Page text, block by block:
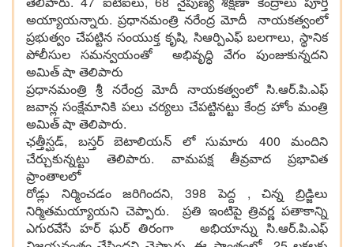
అయ్యాయన్నారు. ప్రధానమంత్రి నరేంద్ర మోదీ నాయకత్వంలో
ప్రభుత్వం చేపట్టిన సంయుక్త కృషి, సిఆర్పిఎఫ్ బలగాలు, స్థానిక
పోలీసుల సమన్వయంతో అభివృద్ధి వేగం పుంజుకున్నదని
అమిత్ షా తెలిపారు
ప్రధానమంత్రి శ్రీ నరేంద్ర మోదీ నాయకత్వంలో సి.ఆర్.పి.ఎఫ్
జవాన్ల సంక్షేమానికి పలు చర్యలు చేపట్టినట్టు కేంద్ర హోం మంత్రి
అమిత్ షా తెలిపారు.
ఛత్తీస్ఘడ్, బస్తర్ బెటాలియన్ లో సుమారు 400 మందిని
చేర్చుకున్నట్టు తెలిపారు. వామపక్ష తీవ్రవాద ప్రభావిత
ప్రాంతాలలో
రోడ్లు నిర్మించడం జరిగిందని, 398 పెద్ద , చిన్న బ్రిడ్జిలు
నిర్మితమయ్యాయని చెప్పారు. ప్రతి ఇంటిపై త్రివర్ణ పతాకాన్ని
ఎగురవేసే హర్ ఘర్ తిరంగా అభియాన్ను సి.ఆర్.పి.ఎఫ్